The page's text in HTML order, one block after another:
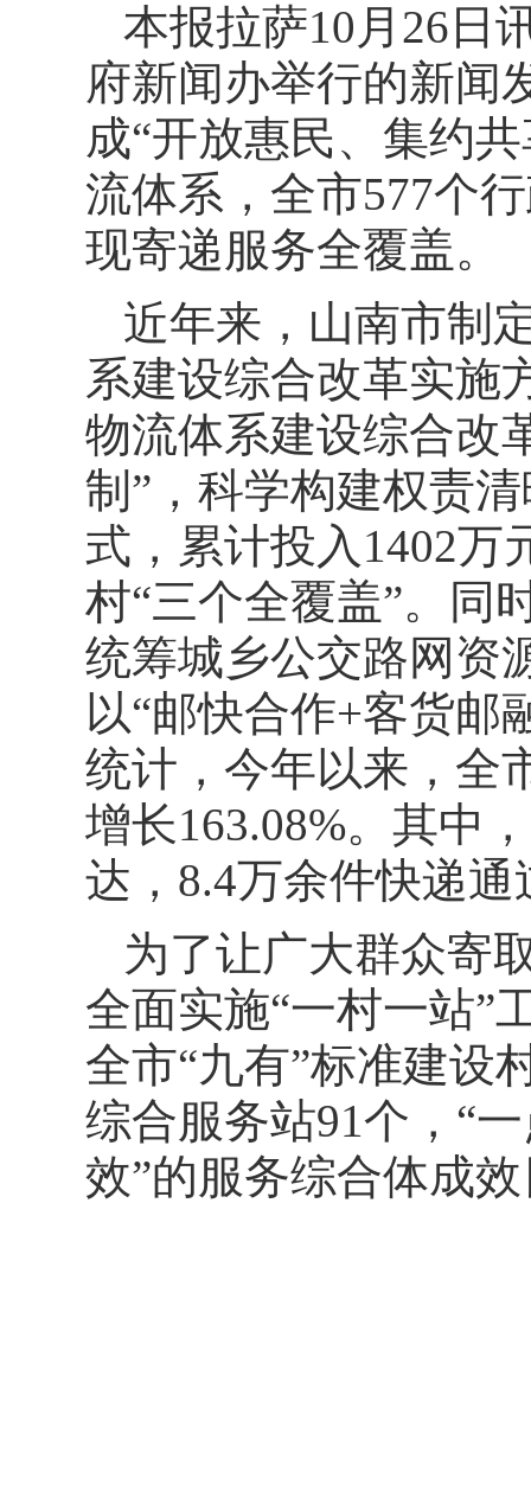
本报拉萨10月26日
府新闻办举行的新闻
成“开放惠民、集约
流体系，全市577个
现寄递服务全覆盖。
近年来，山南市制
系建设综合改革实施
物流体系建设综合改
制”，科学构建权责
式，累计投入1402万
村“三个全覆盖”。同
统筹城乡公交路网资
以“邮快合作+客货邮
统计，今年以来，全
增长163.08%。其中
达，8.4万余件快递
为了让广大群众寄
全面实施“一村一站”
全市“九有”标准建设
综合服务站91个，“
效”的服务综合体成